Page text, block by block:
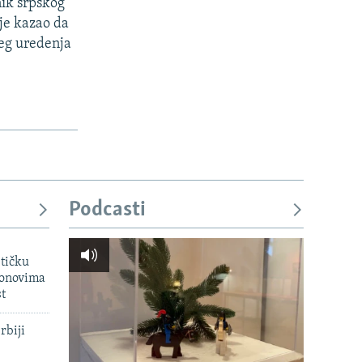
srpskog
kazao da
uredenja
Podcasti